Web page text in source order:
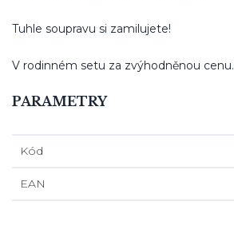
Tuhle soupravu si zamilujete!
V rodinném setu za zvýhodněnou cenu.
PARAMETRY
Kód
EAN